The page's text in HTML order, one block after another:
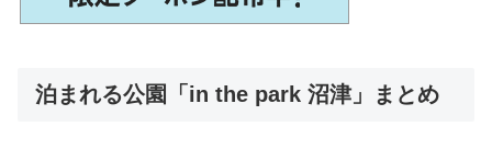
泊まれる公園「in the park 沼津」まとめ